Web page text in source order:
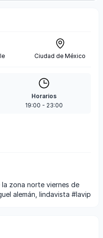
Ciudad de México
Horarios
19:00 - 23:00
alemán, lindavista #lavip